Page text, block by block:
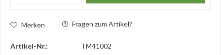
Merken Fragen zum Artikel?
Artikel-Nr.: TM41002